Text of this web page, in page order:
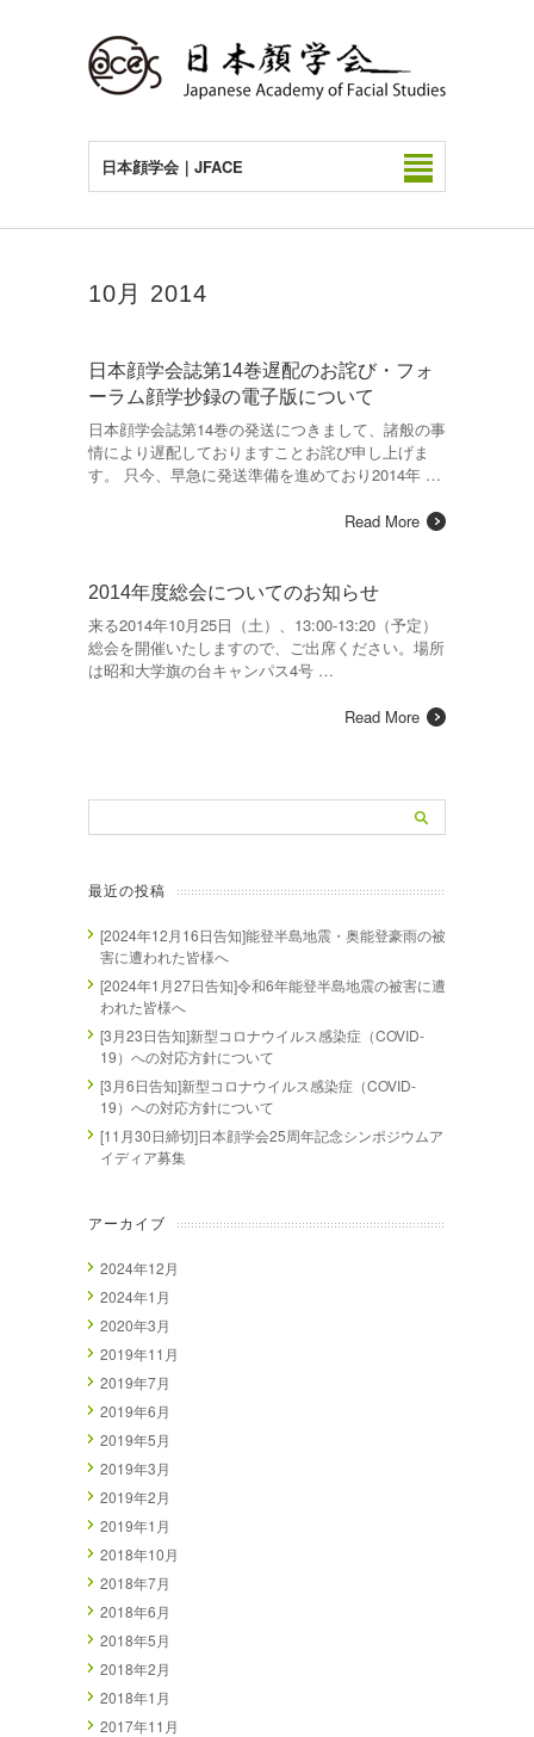
日本顔学会｜JFACE
10月 2014
日本顔学会誌第14巻遅配のお詫び・フォ
ーラム顔学抄録の電子版について
日本顔学会誌第14巻の発送につきまして、諸般の事
情により遅配しておりますことお詫び申し上げま
す。 只今、早急に発送準備を進めており2014年 …
Read More
2014年度総会についてのお知らせ
来る2014年10月25日（土）、13:00-13:20（予定）
総会を開催いたしますので、ご出席ください。場所
は昭和大学旗の台キャンパス4号 …
Read More
最近の投稿
[2024年12月16日告知]能登半島地震・奥能登豪雨の被
害に遭われた皆様へ
[2024年1月27日告知]令和6年能登半島地震の被害に遭
われた皆様へ
[3月23日告知]新型コロナウイルス感染症（COVID-
19）への対応方針について
[3月6日告知]新型コロナウイルス感染症（COVID-
19）への対応方針について
[11月30日締切]日本顔学会25周年記念シンポジウムア
イディア募集
アーカイブ
2024年12月
2024年1月
2020年3月
2019年11月
2019年7月
2019年6月
2019年5月
2019年3月
2019年2月
2019年1月
2018年10月
2018年7月
2018年6月
2018年5月
2018年2月
2018年1月
2017年11月